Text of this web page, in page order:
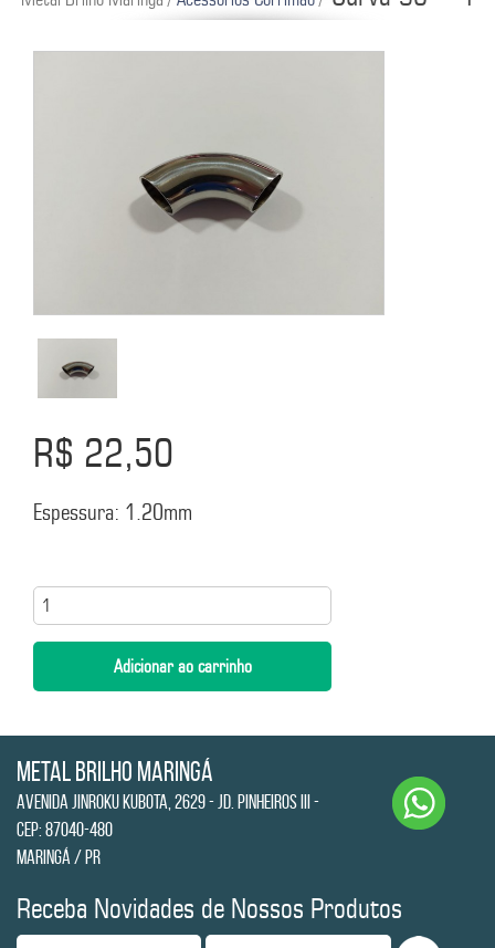
R$ 22,50
Espessura: 1.20mm
Metal Brilho Maringá
Avenida Jinroku Kubota, 2629 - Jd. Pinheiros III -
CEP: 87040-480
Maringá / PR
Receba Novidades de Nossos Produtos